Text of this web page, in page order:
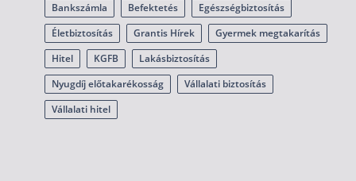
Bankszámla Befektetés
Egészségbiztosítás
Életbiztosítás
Grantis Hírek
Gyermek megtakarítás
Hitel
KGFB
Lakásbiztosítás
Nyugdíj előtakarékosság
Vállalati biztosítás
Vállalati hitel